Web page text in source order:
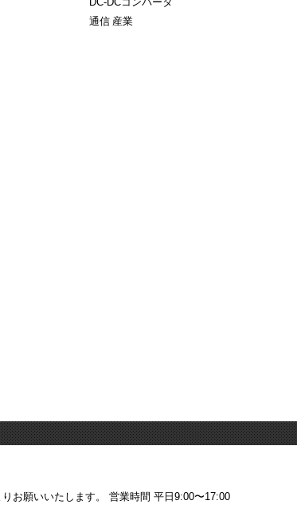
通信 産業
お願いいたします。 営業時間 平日9:00〜17:00